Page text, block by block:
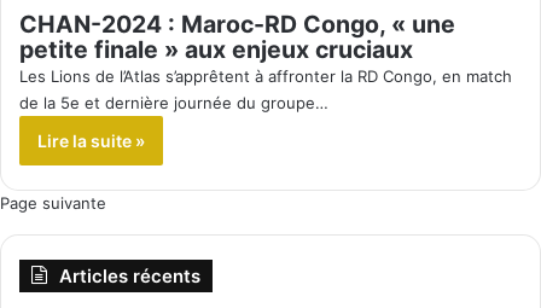
CHAN-2024 : Maroc-RD Congo, « une
petite finale » aux enjeux cruciaux
Les Lions de l’Atlas s’apprêtent à affronter la RD Congo, en match
de la 5e et dernière journée du groupe…
Lire la suite »
Page suivante
Articles récents